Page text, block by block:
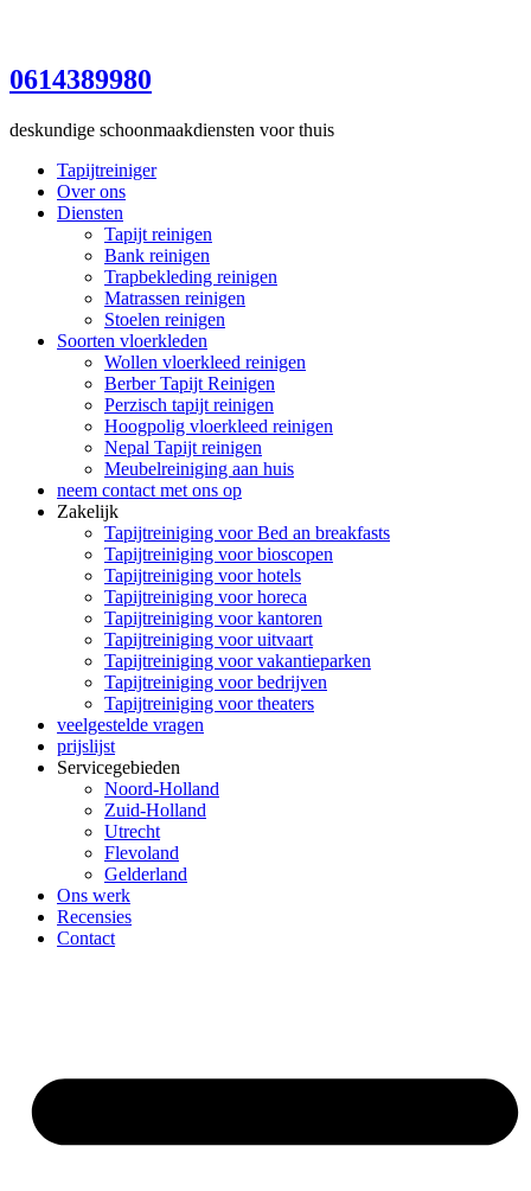
0614389980
deskundige schoonmaakdiensten voor thuis
Tapijtreiniger
Over ons
Diensten
Tapijt reinigen
Bank reinigen
Trapbekleding reinigen
Matrassen reinigen
Stoelen reinigen
Soorten vloerkleden
Wollen vloerkleed reinigen
Berber Tapijt Reinigen
Perzisch tapijt reinigen
Hoogpolig vloerkleed reinigen
Nepal Tapijt reinigen
Meubelreiniging aan huis
neem contact met ons op
Zakelijk
Tapijtreiniging voor Bed an breakfasts
Tapijtreiniging voor bioscopen
Tapijtreiniging voor hotels
Tapijtreiniging voor horeca
Tapijtreiniging voor kantoren
Tapijtreiniging voor uitvaart
Tapijtreiniging voor vakantieparken
Tapijtreiniging voor bedrijven
Tapijtreiniging voor theaters
veelgestelde vragen
prijslijst
Servicegebieden
Noord-Holland
Zuid-Holland
Utrecht
Flevoland
Gelderland
Ons werk
Recensies
Contact